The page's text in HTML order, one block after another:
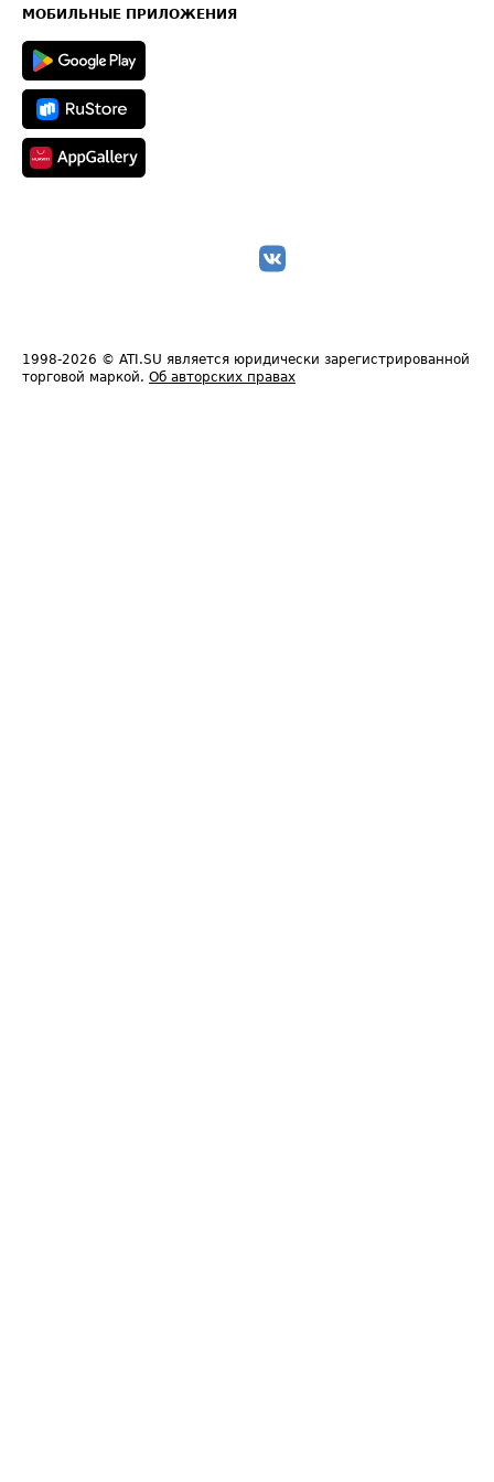
Техническая информация
МОБИЛЬНЫЕ ПРИЛОЖЕНИЯ
1998-2026 © ATI.SU является юридически зарегистрированной
торговой маркой. Об авторских правах